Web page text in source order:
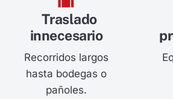
Traslado
innecesario
Recorridos largos
hasta bodegas o
pañoles.